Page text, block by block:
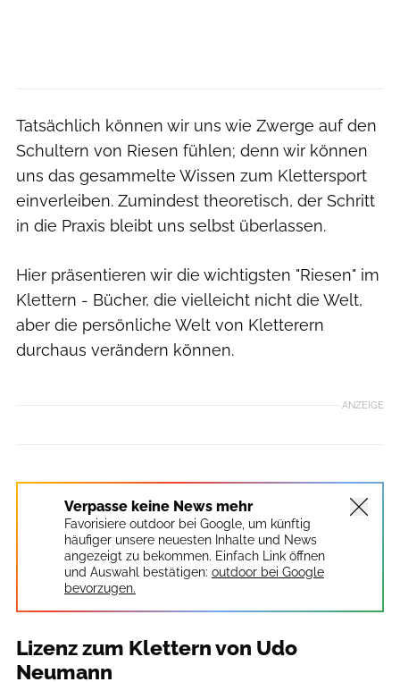
Tatsächlich können wir uns wie Zwerge auf den
Schultern von Riesen fühlen; denn wir können
uns das gesammelte Wissen zum Klettersport
einverleiben. Zumindest theoretisch, der Schritt
in die Praxis bleibt uns selbst überlassen.
Hier präsentieren wir die wichtigsten "Riesen" im
Klettern - Bücher, die vielleicht nicht die Welt,
aber die persönliche Welt von Kletterern
durchaus verändern können.
ANZEIGE
Verpasse keine News mehr
Favorisiere outdoor bei Google, um künftig
häufiger unsere neuesten Inhalte und News
angezeigt zu bekommen. Einfach Link öffnen
und Auswahl bestätigen: outdoor bei Google
bevorzugen.
Lizenz zum Klettern von Udo
Neumann